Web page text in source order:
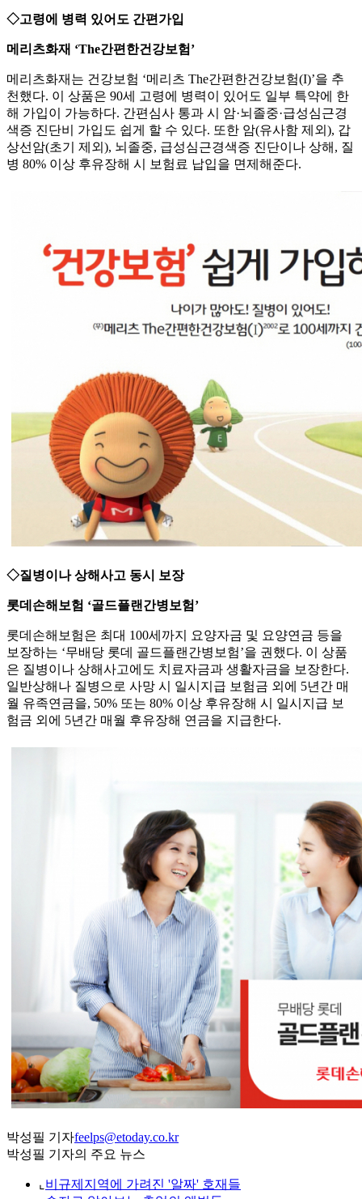
◇고령에 병력 있어도 간편가입
메리츠화재 ‘The간편한건강보험’
메리츠화재는 건강보험 ‘메리츠 The간편한건강보험(I)’을 추
천했다. 이 상품은 90세 고령에 병력이 있어도 일부 특약에 한
해 가입이 가능하다. 간편심사 통과 시 암·뇌졸중·급성심근경
색증 진단비 가입도 쉽게 할 수 있다. 또한 암(유사함 제외), 갑
상선암(초기 제외), 뇌졸중, 급성심근경색증 진단이나 상해, 질
병 80% 이상 후유장해 시 보험료 납입을 면제해준다.
◇질병이나 상해사고 동시 보장
롯데손해보험 ‘골드플랜간병보험’
롯데손해보험은 최대 100세까지 요양자금 및 요양연금 등을
보장하는 ‘무배당 롯데 골드플랜간병보험’을 권했다. 이 상품
은 질병이나 상해사고에도 치료자금과 생활자금을 보장한다.
일반상해나 질병으로 사망 시 일시지급 보험금 외에 5년간 매
월 유족연금을, 50% 또는 80% 이상 후유장해 시 일시지급 보
험금 외에 5년간 매월 후유장해 연금을 지급한다.
박성필 기자feelps@etoday.co.kr
박성필 기자의 주요 뉴스
⌞ 비규제지역에 가려진 '알짜' 호재들